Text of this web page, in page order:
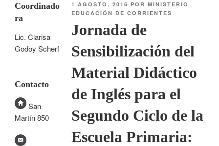
1 AGOSTO, 2016 PORMINISTERIO
EDUCACIÓN DE CORRIENTES
Jornada de
Sensibilización del
Material Didáctico
de Inglés para el
Segundo Ciclo de la
Escuela Primaria:
Coordinado
ra
Lic. Clarisa
Godoy Scherf
Contacto
San
Martín 850